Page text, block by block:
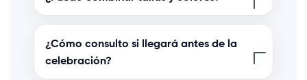
¿Cómo consulto si llegará antes de la
celebración?